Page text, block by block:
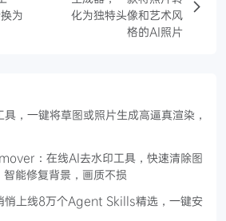
为
化为独特头像和艺术风
格的AI照片
，一键将草图或照片生成高逼真渲染，
：在线AI去水印工具，快速清除图
能修复背景，画质不损
上线8万个Agent Skills精选，一键安